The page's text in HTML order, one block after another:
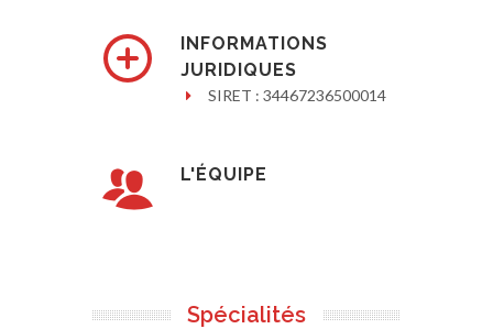
INFORMATIONS
JURIDIQUES
SIRET : 34467236500014
L'ÉQUIPE
Spécialités